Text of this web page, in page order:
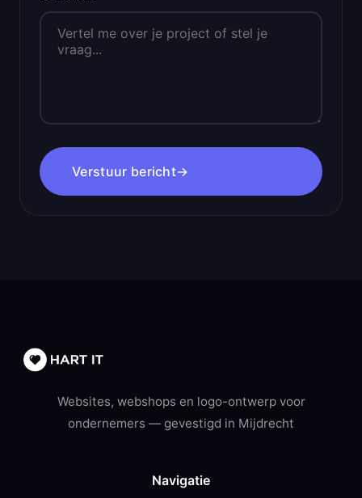
Verstuur bericht→
Websites, webshops en logo-ontwerp voor
ondernemers — gevestigd in Mijdrecht
Navigatie